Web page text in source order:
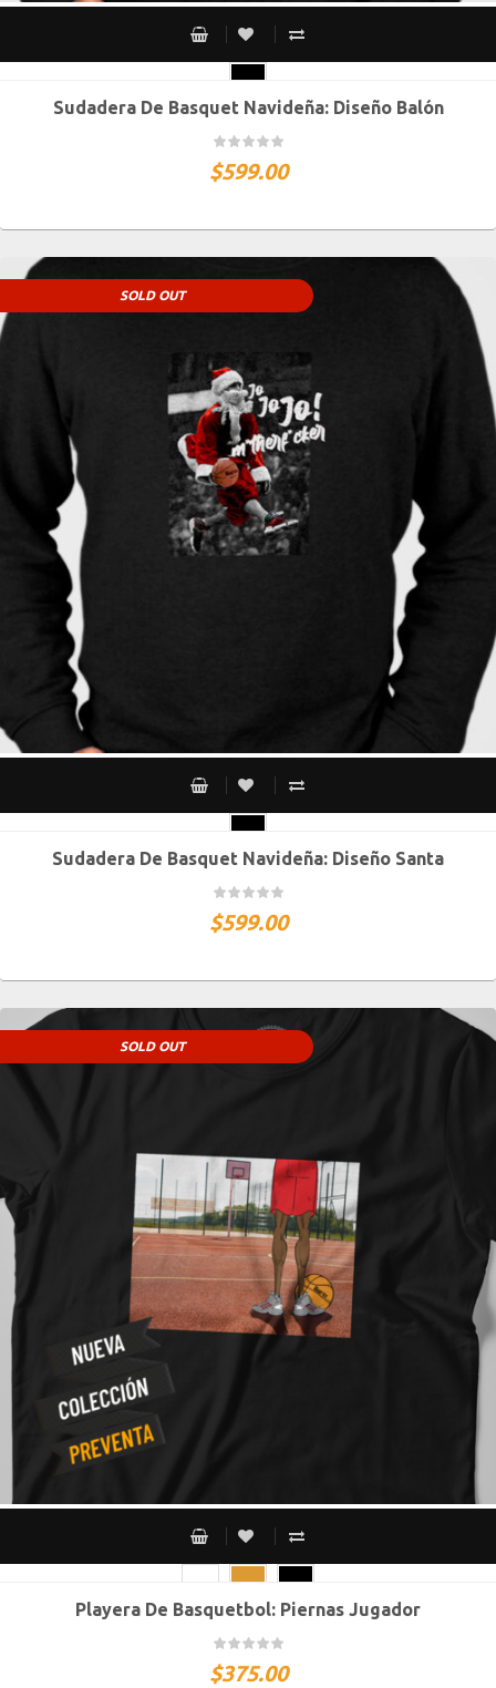
CH M G XG XXG
Sudadera De Basquet Navideña: Diseño Balón
$599.00
SOLD OUT
CH M G XG XXG
Sudadera De Basquet Navideña: Diseño Santa
$599.00
SOLD OUT
CH M G XG XXG
Playera De Basquetbol: Piernas Jugador
$375.00